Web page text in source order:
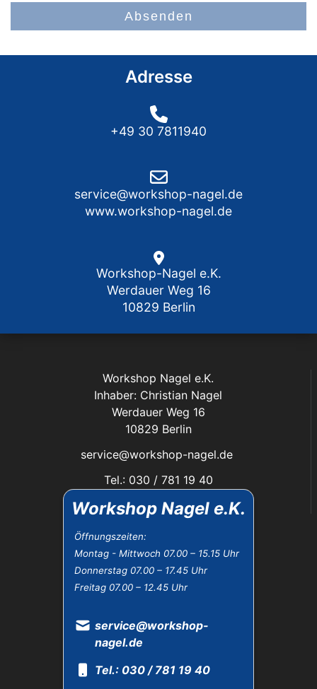
Workshop Nagel e.K.
Öffnungszeiten:
Montag - Mittwoch 07.00 – 15.15 Uhr
Donnerstag 07.00 – 17.45 Uhr
Freitag 07.00 – 12.45 Uhr
service@workshop-
nagel.de
Tel.: 030 / 781 19 40
Absenden
Adresse
+49 30 7811940
service@workshop-nagel.de
www.workshop-nagel.de
Workshop-Nagel e.K.
Werdauer Weg 16
10829 Berlin
Workshop Nagel e.K.
Inhaber: Christian Nagel
Werdauer Weg 16
10829 Berlin
service@workshop-nagel.de
Tel.: 030 / 781 19 40
Das Unternehmen:
Öffnungszeiten
Datenschutz
Impressum
AGB